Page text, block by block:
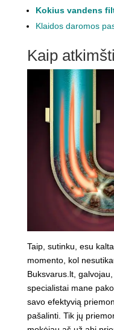
Kokius vandens
Klaidos daromos
Kaip
Taip, sutinku, esu
momento, kol
Buksvarus.lt,
specialistai mane
savo efektyvią
pašalinti. Tik jų